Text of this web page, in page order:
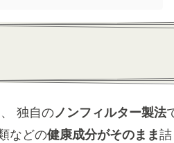
独自のノンフィルター製法
などの健康成分がそのまま詰